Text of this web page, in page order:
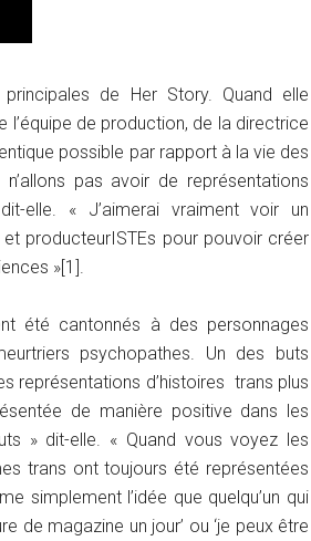
de Her Story. Quand elle
l’équipe de production, de la directrice
possible par rapport à la vie des
pas avoir de représentations
elle. « J’aimerai vraiment voir un
producteurISTEs pour pouvoir créer
»[1].
été cantonnés à des personnages
psychopathes. Un des buts
représentations d’histoires trans plus
de manière positive dans les
» dit-elle. « Quand vous voyez les
trans ont toujours été représentées
simplement l’idée que quelqu’un qui
de magazine un jour’ ou ‘je peux être